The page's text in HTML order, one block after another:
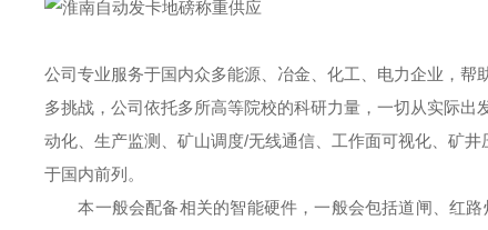
公司专业服务于国内众多能源、冶金、化工、电力企业，
多挑战，公司依托多所高等院校的科研力量，一切从实际
动化、生产监测、矿山调度/无线通信、工作面可视化、矿
于国内前列。
本一般会配备相关的智能硬件，一般会包括道闸、红